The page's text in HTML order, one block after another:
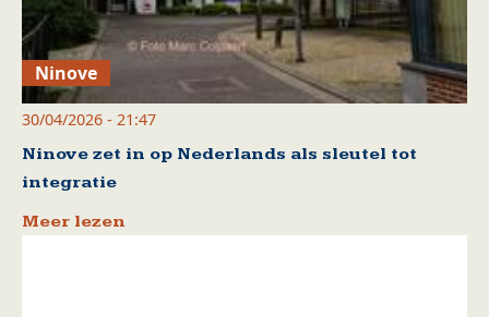
Ninove
30/04/2026 - 21:47
Ninove zet in op Nederlands als sleutel tot
integratie
Meer lezen